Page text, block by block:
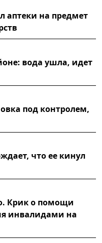
аптеки на предмет
вода ушла, идет
под контролем,
что ее кинул
Крик о помощи
инвалидами на